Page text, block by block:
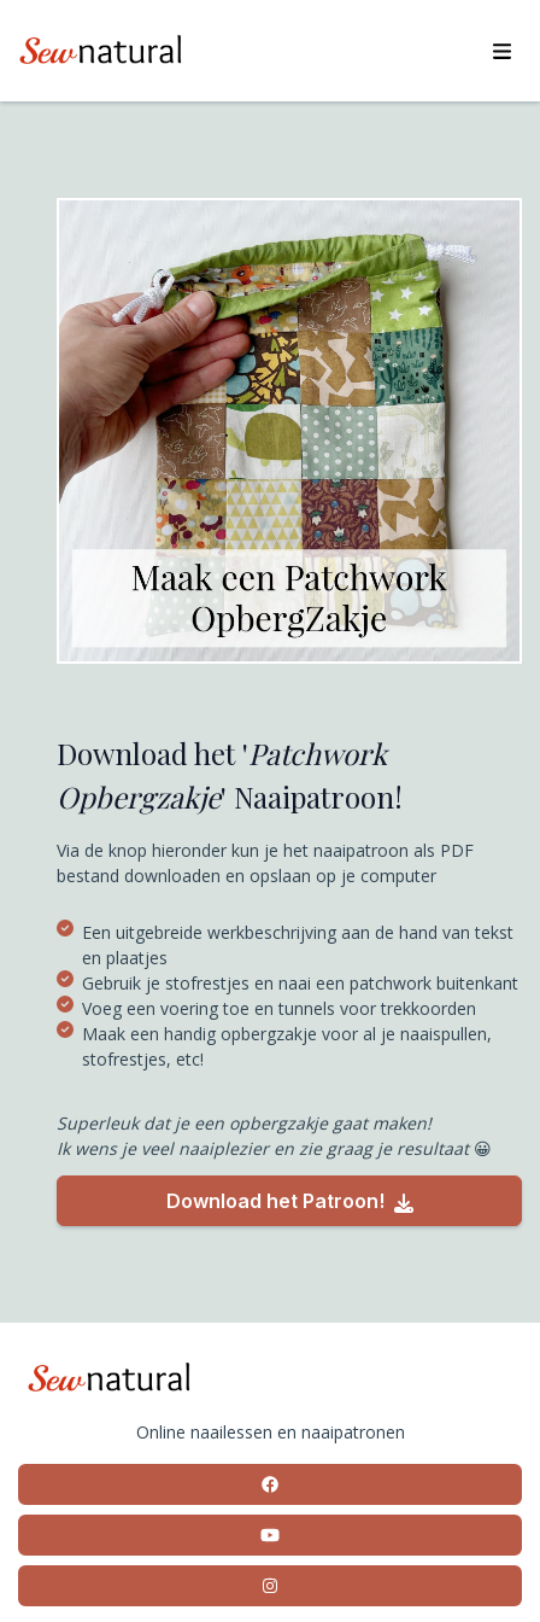
Download het 'Patchwork
Opbergzakje' Naaipatroon!
Via de knop hieronder kun je het naaipatroon als PDF
bestand downloaden en opslaan op je computer
Een uitgebreide werkbeschrijving aan de hand van tekst
en plaatjes
Gebruik je stofrestjes en naai een patchwork buitenkant
Voeg een voering toe en tunnels voor trekkoorden
Maak een handig opbergzakje voor al je naaispullen,
stofrestjes, etc!
Superleuk dat je een opbergzakje gaat maken!
Ik wens je veel naaiplezier en zie graag je resultaat😀
Download het Patroon!
Online naailessen en naaipatronen